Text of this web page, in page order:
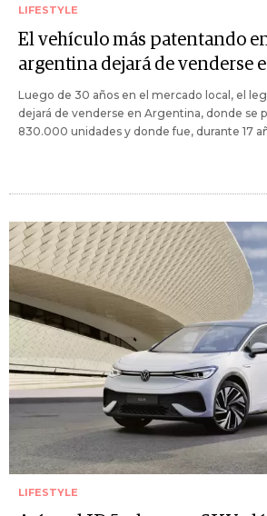
LIFESTYLE
El vehículo más patentando
argentina dejará de venderse
Luego de 30 años en el mercado local, el
dejará de venderse en Argentina, donde se
830.000 unidades y donde fue, durante 17
LIFESTYLE